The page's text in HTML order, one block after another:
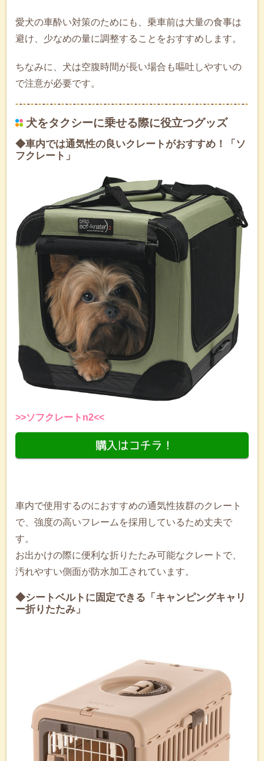
愛犬の車酔い対策のためにも、乗車前は大量の食事は
避け、少なめの量に調整することをおすすめします。
ちなみに、犬は空腹時間が長い場合も嘔吐しやすいの
で注意が必要です。
犬をタクシーに乗せる際に役立つグッズ
◆車内では通気性の良いクレートがおすすめ！「ソ
フクレート」
>>ソフクレートn2<<
車内で使用するのにおすすめの通気性抜群のクレート
で、強度の高いフレームを採用しているため丈夫で
す。
お出かけの際に便利な折りたたみ可能なクレートで、
汚れやすい側面が防水加工されています。
◆シートベルトに固定できる「キャンピングキャリ
ー折りたたみ」